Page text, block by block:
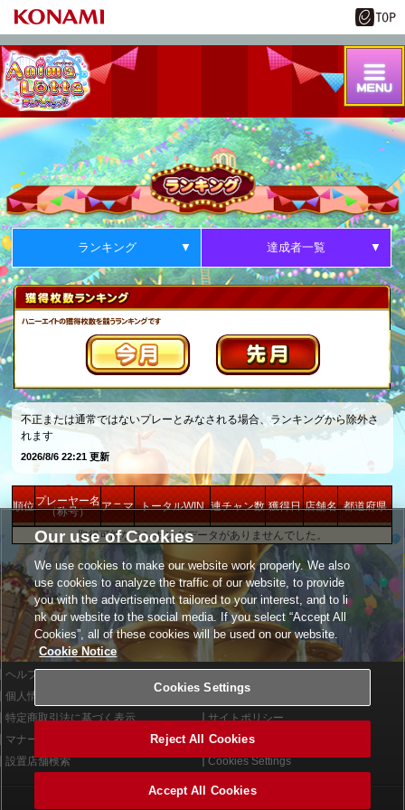
ランキング 達成者一覧
不正または通常ではないプレーとみなされる場合、ランキングから除外さ
れます
2026/8/6 22:21 更新
順位プレーヤー名
（称号）
アニマ トータルWIN 連チャン数 獲得日 店舗名 都道府県
取得可能なランキングデータがありませんでした。
ヘルプ
個人情報等保護方針
外部送信について
特定商取引法に基づく表示
サイトポリシー
マナー＆ルール
お問い合わせ
設置店舗検索
Cookies Settings
Our use of Cookies
We use cookies to make our website work properly. We also
use cookies to analyze the traffic of our website, to provide
you with the advertisement tailored to your interest, and to li
nk our website to the social media. If you select “Accept All
Cookies”, all of these cookies will be used on our website.
Cookie Notice
Cookies Settings
Reject All Cookies
Accept All Cookies